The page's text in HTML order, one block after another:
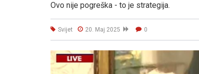
Ovo nije pogreška - to je strategija.
Svijet 20. Maj 2025 0